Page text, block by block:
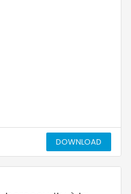
DOWNLOAD